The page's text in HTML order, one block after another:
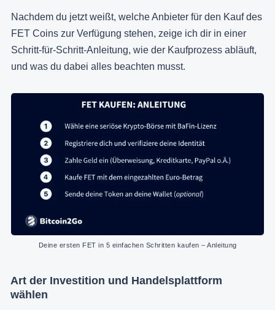
Nachdem du jetzt weißt, welche Anbieter für den Kauf des
FET Coins zur Verfügung stehen, zeige ich dir in einer
Schritt-für-Schritt-Anleitung, wie der Kaufprozess abläuft,
und was du dabei alles beachten musst.
Deine ersten FET in 5 einfachen Schritten kaufen – Anleitung
Art der Investition und Handelsplattform
wählen